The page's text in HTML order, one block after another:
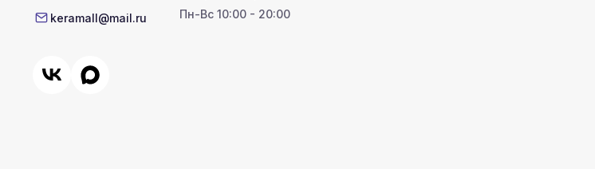
keramall@mail.ru
Пн-Вс 10:00 - 20:00